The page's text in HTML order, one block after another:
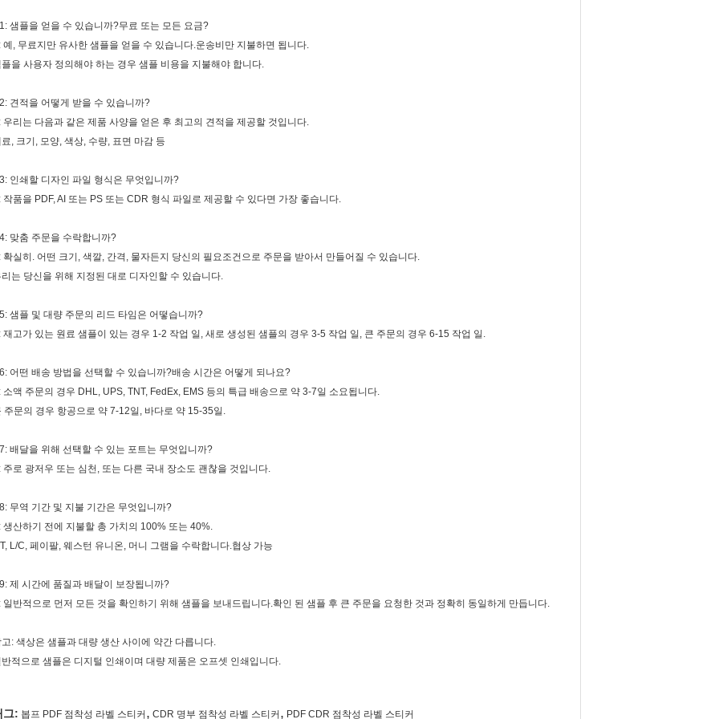
샘플을 얻을 수 있습니까?무료 또는 모든 요금?
예, 무료지만 유사한 샘플을 얻을 수 있습니다.운송비만 지불하면 됩니다.
을 사용자 정의해야 하는 경우 샘플 비용을 지불해야 합니다.
견적을 어떻게 받을 수 있습니까?
우리는 다음과 같은 제품 사양을 얻은 후 최고의 견적을 제공할 것입니다.
, 크기, 모양, 색상, 수량, 표면 마감 등
인쇄할 디자인 파일 형식은 무엇입니까?
작품을 PDF, AI 또는 PS 또는 CDR 형식 파일로 제공할 수 있다면 가장 좋습니다.
맞춤 주문을 수락합니까?
확실히. 어떤 크기, 색깔, 간격, 물자든지 당신의 필요조건으로 주문을 받아서 만들어질 수 있습니다.
리는 당신을 위해 지정된 대로 디자인할 수 있습니다.
샘플 및 대량 주문의 리드 타임은 어떻습니까?
재고가 있는 원료 샘플이 있는 경우 1-2 작업 일, 새로 생성된 샘플의 경우 3-5 작업 일, 큰 주문의 경우 6-15 작업 일.
어떤 배송 방법을 선택할 수 있습니까?배송 시간은 어떻게 되나요?
소액 주문의 경우 DHL, UPS, TNT, FedEx, EMS 등의 특급 배송으로 약 3-7일 소요됩니다.
주문의 경우 항공으로 약 7-12일, 바다로 약 15-35일.
배달을 위해 선택할 수 있는 포트는 무엇입니까?
주로 광저우 또는 심천, 또는 다른 국내 장소도 괜찮을 것입니다.
무역 기간 및 지불 기간은 무엇입니까?
생산하기 전에 지불할 총 가치의 100% 또는 40%.
L/C, 페이팔, 웨스턴 유니온, 머니 그램을 수락합니다.협상 가능
제 시간에 품질과 배달이 보장됩니까?
일반적으로 먼저 모든 것을 확인하기 위해 샘플을 보내드립니다.확인 된 샘플 후 큰 주문을 요청한 것과 정확히 동일하게 만듭니다.
고: 색상은 샘플과 대량 생산 사이에 약간 다릅니다.
반적으로 샘플은 디지털 인쇄이며 대량 제품은 오프셋 인쇄입니다.
그: 봅프 PDF 점착성 라벨 스티커 , CDR 명부 점착성 라벨 스티커 , PDF CDR 점착성 라벨 스티커